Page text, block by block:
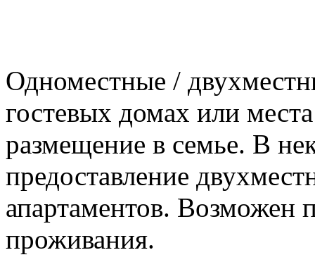
Одноместные /
гостевых домах или
размещение в семье. В
предоставление
апартаментов. Возможен
проживания.